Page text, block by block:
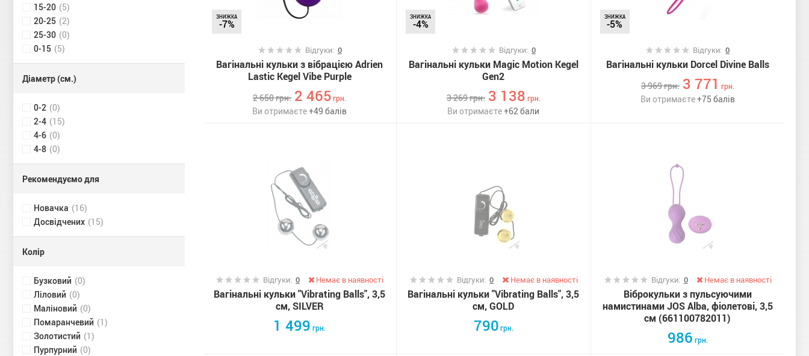
15-20 (5)
20-25 (2)
25-30 (0)
0-15 (5)
Діаметр (см.)
0-2 (0)
2-4 (15)
4-6 (0)
4-8 (0)
Рекомендуємо для
Новачка (16)
Досвідчених (15)
Колір
Бузковий (0)
Ліловий (0)
Маліновий (0)
Помаранчевий (1)
Золотистий (1)
Пурпурний (0)
ЗНИЖКА
-7%
Відгуки: 0
Вагінальні кульки з вібрацією Adrien
Lastic Kegel Vibe Purple
2 650грн. 2 465 грн.
Ви отримаєте+49 балів
ЗНИЖКА
-4%
Відгуки: 0
Вагінальні кульки Magic Motion Kegel
Gen2
3 269грн. 3 138 грн.
Ви отримаєте+62бали
ЗНИЖКА
-5%
Відгуки:0
Вагінальні кульки Dorcel Divine Balls
3 969грн. 3 771 грн.
Ви отримаєте+75 балів
Відгуки: 0 Немає в наявності
Вагінальні кульки "Vibrating Balls", 3,5
см, SILVER
1 499 грн.
Відгуки:0 Немає в наявності
Вагінальні кульки "Vibrating Balls", 3,5
см, GOLD
790грн.
Відгуки: 0 Немає в наявності
Віброкульки з пульсуючими
намистинами JOS Alba, фіолетові, 3,5
см (661100782011)
986 грн.